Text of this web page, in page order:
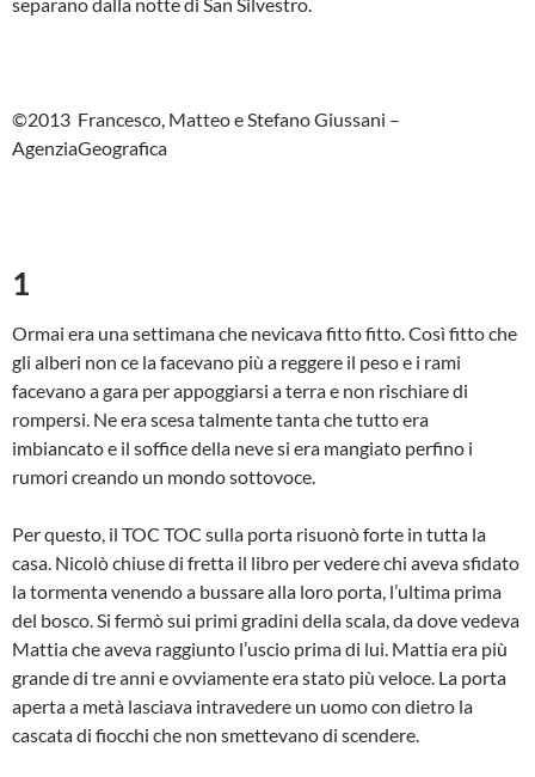
separano dalla notte di San Silvestro.
©2013 Francesco, Matteo e Stefano Giussani –
AgenziaGeografica
1
Ormai era una settimana che nevicava fitto fitto. Così fitto che
gli alberi non ce la facevano più a reggere il peso e i rami
facevano a gara per appoggiarsi a terra e non rischiare di
rompersi. Ne era scesa talmente tanta che tutto era
imbiancato e il soffice della neve si era mangiato perfino i
rumori creando un mondo sottovoce.
Per questo, il TOC TOC sulla porta risuonò forte in tutta la
casa. Nicolò chiuse di fretta il libro per vedere chi aveva sfidato
la tormenta venendo a bussare alla loro porta, l’ultima prima
del bosco. Si fermò sui primi gradini della scala, da dove vedeva
Mattia che aveva raggiunto l’uscio prima di lui. Mattia era più
grande di tre anni e ovviamente era stato più veloce. La porta
aperta a metà lasciava intravedere un uomo con dietro la
cascata di fiocchi che non smettevano di scendere.